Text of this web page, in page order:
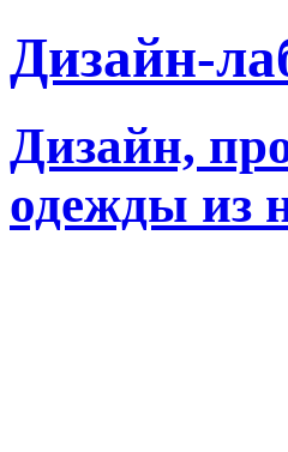
Дизайн-
Дизайн,
одежды из